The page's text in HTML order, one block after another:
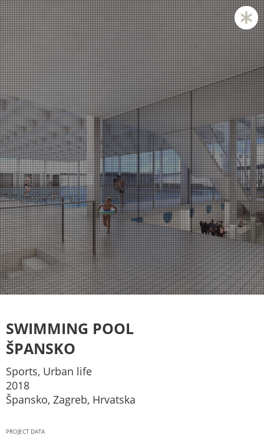
Zagreb and Ljubljana based KatušićKocbek Arhitekti is
a medium sized office, with licensed architects in both
countries.
Personal involvement is the way we approach all of
our projects, whether they are small or large,
corporate is not our issue.
Experience with a complex projects like laboratories
and hospitals is one of our strengths.
SWIMMING POOL
ŠPANSKO
Sports, Urban life
2018
Špansko, Zagreb, Hrvatska
PROJECT DATA